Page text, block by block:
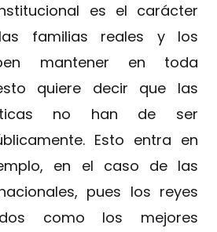
es el carácter
familias reales y los
mantener en toda
quiere decir que las
no han de ser
Esto entra en
en el caso de las
pues los reyes
como los mejores